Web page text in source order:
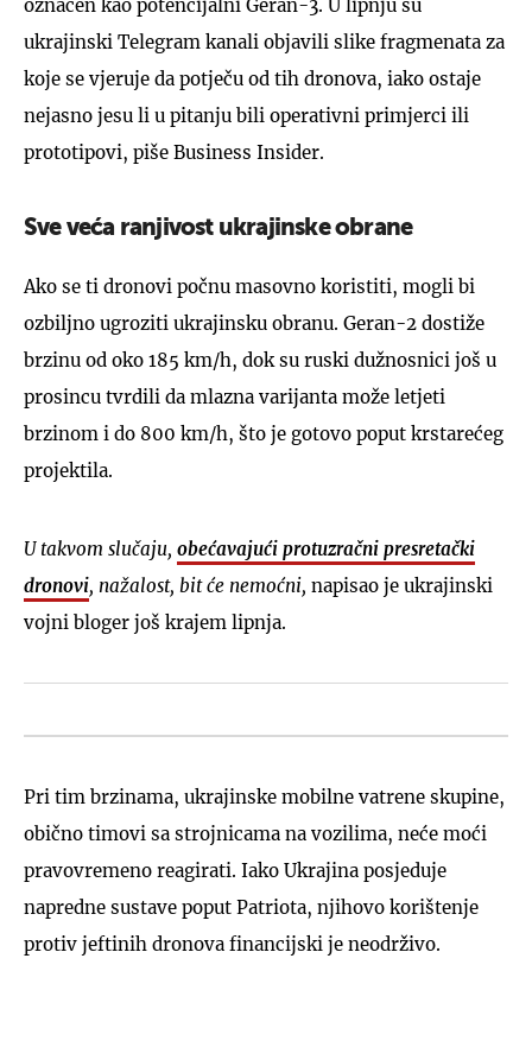
označen kao potencijalni Geran-3. U lipnju su
ukrajinski Telegram kanali objavili slike fragmenata za
koje se vjeruje da potječu od tih dronova, iako ostaje
nejasno jesu li u pitanju bili operativni primjerci ili
prototipovi, piše Business Insider.
Sve veća ranjivost ukrajinske obrane
Ako se ti dronovi počnu masovno koristiti, mogli bi
ozbiljno ugroziti ukrajinsku obranu. Geran-2 dostiže
brzinu od oko 185 km/h, dok su ruski dužnosnici još u
prosincu tvrdili da mlazna varijanta može letjeti
brzinom i do 800 km/h, što je gotovo poput krstarećeg
projektila.
U takvom slučaju, obećavajući protuzračni presretački
dronovi, nažalost, bit će nemoćni, napisao je ukrajinski
vojni bloger još krajem lipnja.
Pri tim brzinama, ukrajinske mobilne vatrene skupine,
obično timovi sa strojnicama na vozilima, neće moći
pravovremeno reagirati. Iako Ukrajina posjeduje
napredne sustave poput Patriota, njihovo korištenje
protiv jeftinih dronova financijski je neodrživo.